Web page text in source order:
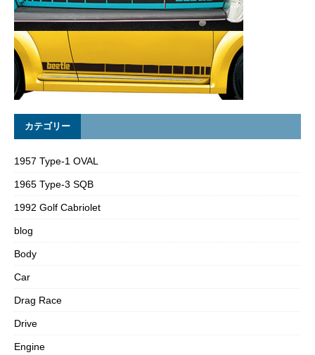
カテゴリー
1957 Type-1 OVAL
1965 Type-3 SQB
1992 Golf Cabriolet
blog
Body
Car
Drag Race
Drive
Engine